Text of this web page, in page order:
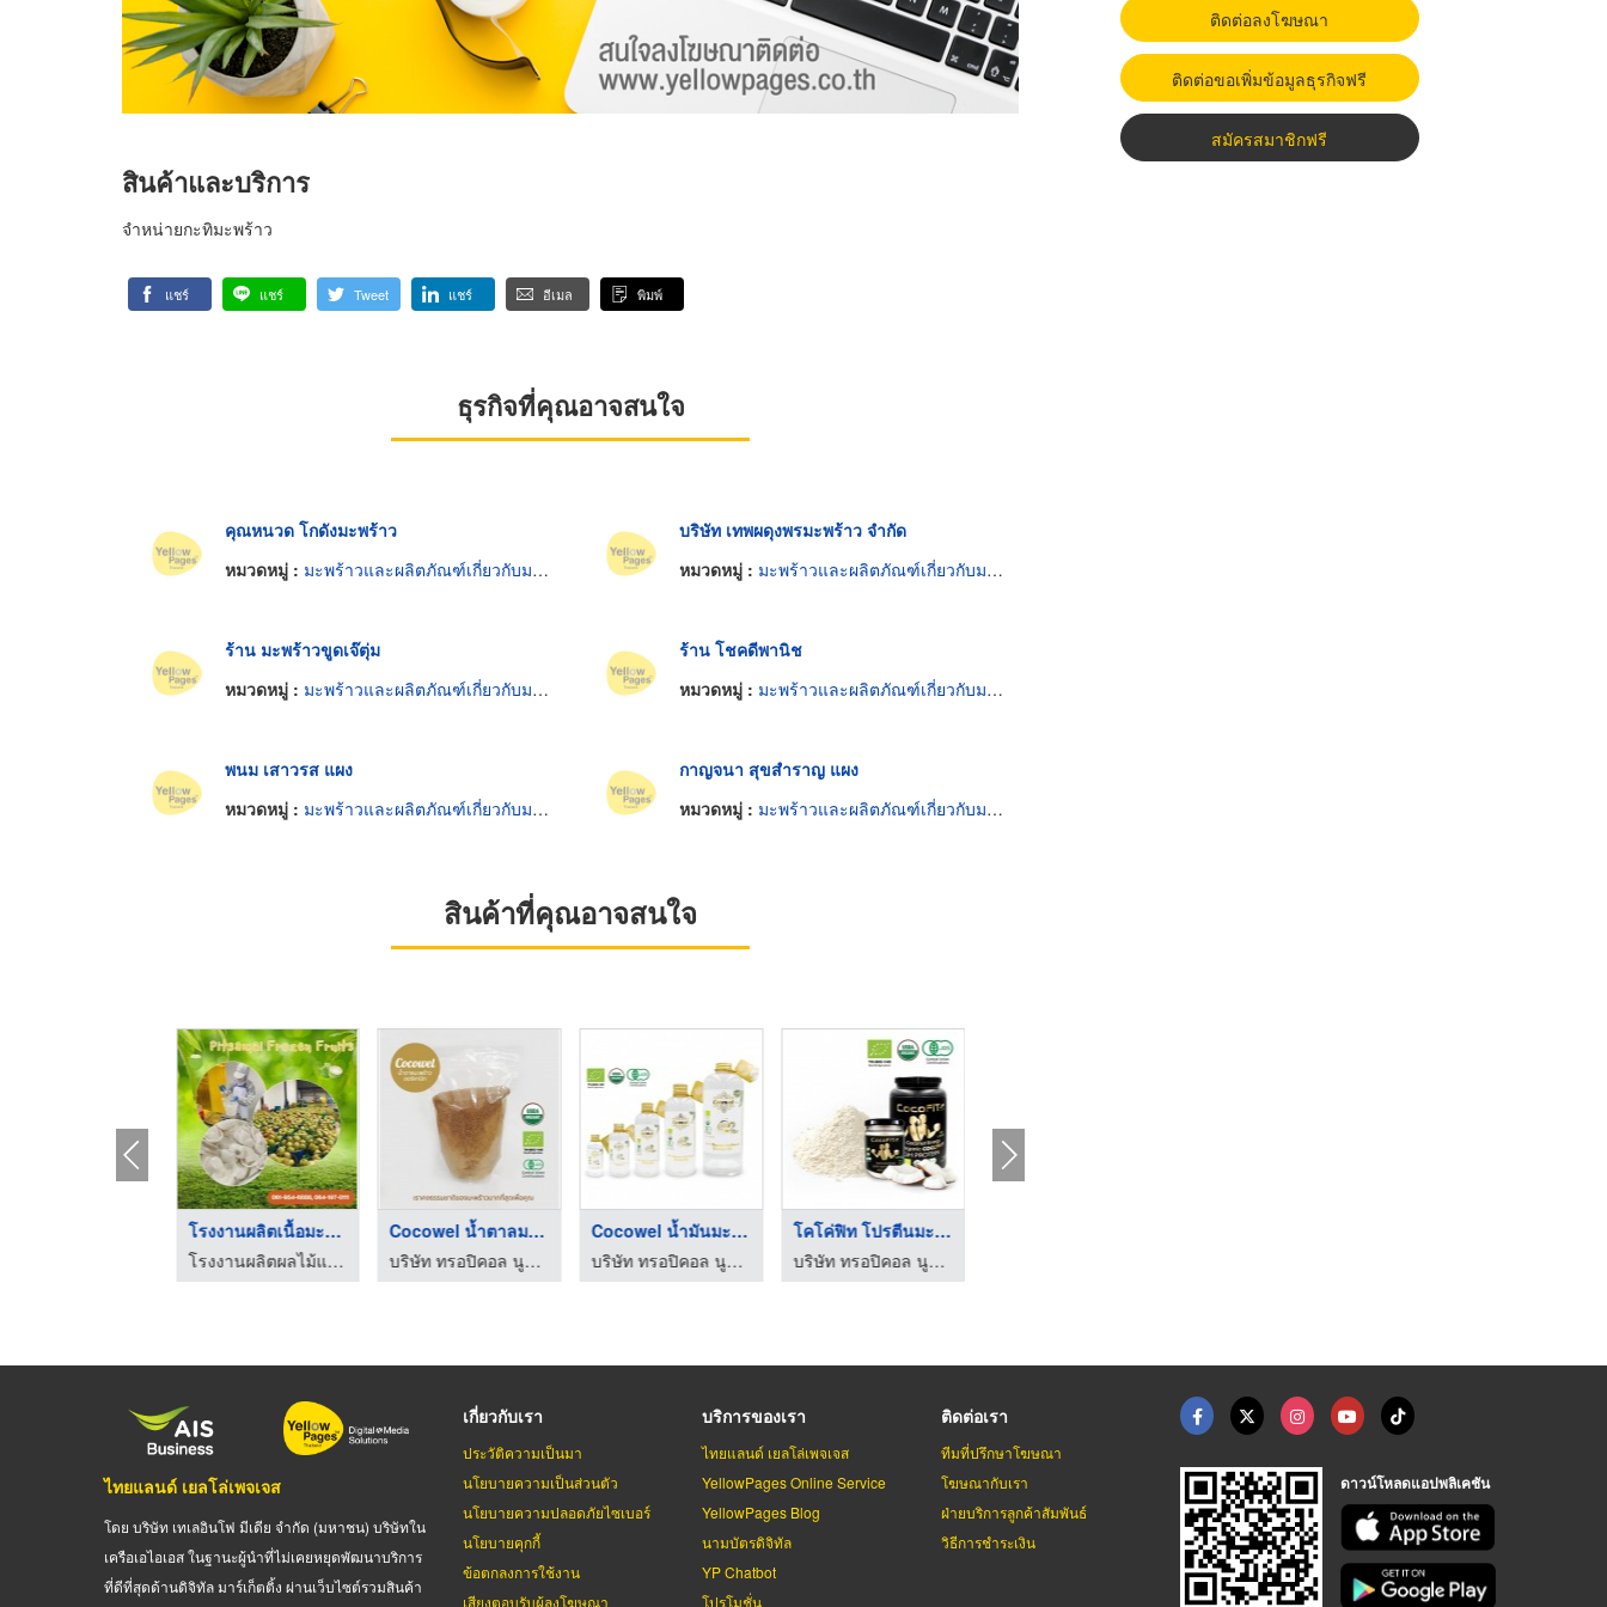
สินค้าและบริการ
จำหน่ายกะทิมะพร้าว
แชร์ แชร์ Tweet แชร์ อีเมล พิมพ์
ธุรกิจที่คุณอาจสนใจ
คุณหนวด โกดังมะพร้าว
หมวดหมู่ : มะพร้าวและผลิตภัณฑ์เกี่ยวกับมะพร้าว
บริษัท เทพผดุงพรมะพร้าว จำกัด
หมวดหมู่ : มะพร้าวและผลิตภัณฑ์เกี่ยวกับมะพร้าว
ร้าน มะพร้าวขูดเจ๊ตุ่ม
หมวดหมู่ : มะพร้าวและผลิตภัณฑ์เกี่ยวกับมะพร้าว
ร้าน โชคดีพานิช
หมวดหมู่ : มะพร้าวและผลิตภัณฑ์เกี่ยวกับมะพร้าว
พนม เสาวรส แผง
หมวดหมู่ : มะพร้าวและผลิตภัณฑ์เกี่ยวกับมะพร้าว
กาญจนา สุขสำราญ แผง
หมวดหมู่ : มะพร้าวและผลิตภัณฑ์เกี่ยวกับมะพร้าว
สินค้าที่คุณอาจสนใจ
โรงงานผลิตเนื้อมะพร้ ...
โรงงานผลิตผลไม้แช่แข็ง - พิศมัย ผลไม้แช่แข็ง
Cocowel น้ำตาลมะพร้า ...
บริษัท ทรอปิคอล นูทริชั่น จำกัด
Cocowel น้ำมันมะพร้า ...
บริษัท ทรอปิคอล นูทริชั่น จำกัด
โคโค่ฟิท โปรตีนมะพร้ ...
บริษัท ทรอปิคอล นูทริชั่น จำกัด
ติดต่อลงโฆษณา
ติดต่อขอเพิ่มข้อมูลธุรกิจฟรี
สมัครสมาชิกฟรี
ไทยแลนด์ เยลโล่เพจเจส
โดย บริษัท เทเลอินโฟ มีเดีย จำกัด (มหาชน) บริษัทใน
เครือเอไอเอส ในฐานะผู้นำที่ไม่เคยหยุดพัฒนาบริการ
ที่ดีที่สุดด้านดิจิทัล มาร์เก็ตติ้ง ผ่านเว็บไซต์รวมสินค้า
เกี่ยวกับเรา
ประวัติความเป็นมา
นโยบายความเป็นส่วนตัว
นโยบายความปลอดภัยไซเบอร์
นโยบายคุกกี้
ข้อตกลงการใช้งาน
เสียงตอบรับผู้ลงโฆษณา
บริการของเรา
ไทยแลนด์ เยลโล่เพจเจส
YellowPages Online Service
YellowPages Blog
นามบัตรดิจิทัล
YP Chatbot
โปรโมชั่น
ติดต่อเรา
ทีมที่ปรึกษาโฆษณา
โฆษณากับเรา
ฝ่ายบริการลูกค้าสัมพันธ์
วิธีการชำระเงิน
ดาวน์โหลดแอปพลิเคชัน